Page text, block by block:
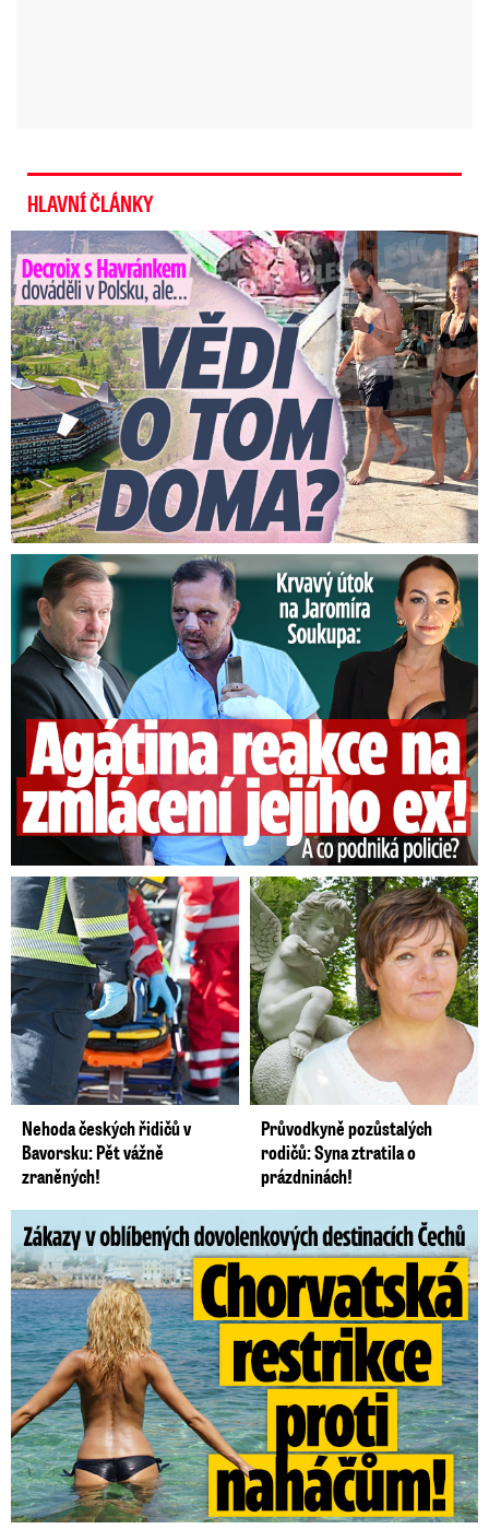
HLAVNÍ ČLÁNKY
Decroix s Havránkem dováděli v Polsku, ale… Vědí o tom doma?
Útok na Jaromíra Soukupa: Reakce Agáty na zmlácení jejího ex
Nehoda českých řidičů v
Bavorsku: Pět vážně
zraněných!
Průvodkyně pozůstalých
rodičů: Syna ztratila o
prázdninách!
Zákazy v dovolenkových rájích: Restrikce proti naháčům!